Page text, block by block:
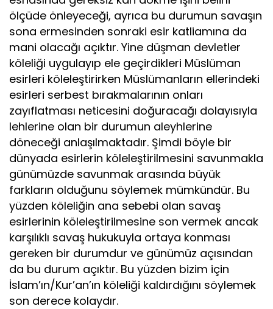
ölçüde önleyeceği, ayrıca bu durumun savaşın
sona ermesinden sonraki esir katliamına da
mani olacağı açıktır. Yine düşman devletler
köleliği uygulayıp ele geçirdikleri Müslüman
esirleri köleleştirirken Müslümanların ellerindeki
esirleri serbest bırakmalarının onları
zayıflatması neticesini doğuracağı dolayısıyla
lehlerine olan bir durumun aleyhlerine
döneceği anlaşılmaktadır. Şimdi böyle bir
dünyada esirlerin köleleştirilmesini savunmakla
günümüzde savunmak arasında büyük
farkların olduğunu söylemek mümkündür. Bu
yüzden köleliğin ana sebebi olan savaş
esirlerinin köleleştirilmesine son vermek ancak
karşılıklı savaş hukukuyla ortaya konması
gereken bir durumdur ve günümüz açısından
da bu durum açıktır. Bu yüzden bizim için
İslam’ın/Kur’an’ın köleliği kaldırdığını söylemek
son derece kolaydır.